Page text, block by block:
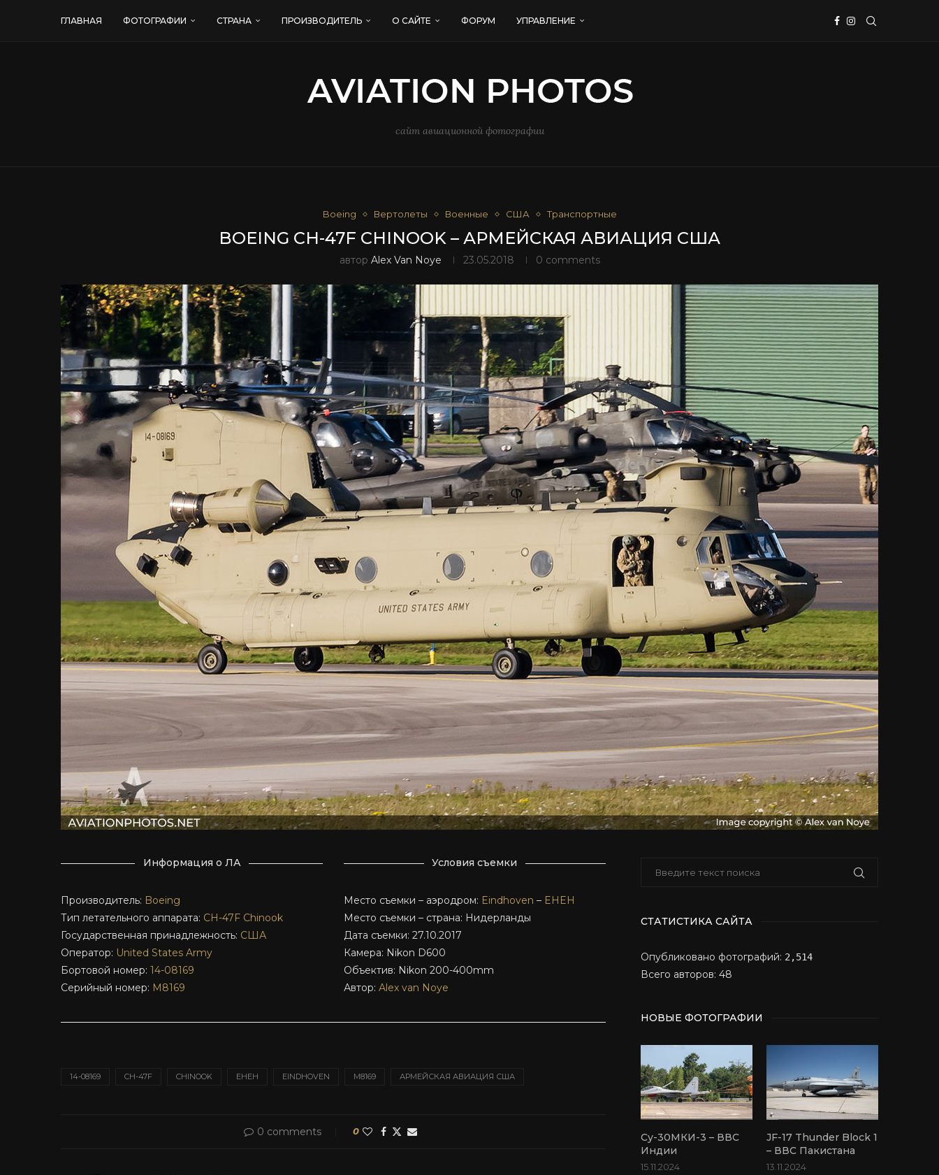
ГЛАВНАЯ ФОТОГРАФИИ СТРАНА ПРОИЗВОДИТЕЛЬ О САЙТЕ ФОРУМ УПРАВЛЕНИЕ
сайт авиационной фотографии
Boeing Вертолеты Военные США Транспортные
BOEING CH-47F CHINOOK – АРМЕЙСКАЯ АВИАЦИЯ США
автор Alex Van Noye 23.05.2018 0 comments
Информация о ЛА
Производитель: Boeing
Тип летательного аппарата: CH-47F Chinook
Государственная принадлежность: США
Оператор: United States Army
Бортовой номер: 14-08169
Серийный номер: M8169
Условия съемки
Место съемки – аэродром: Eindhoven – EHEH
Место съемки – страна: Нидерланды
Дата съемки: 27.10.2017
Камера: Nikon D600
Объектив: Nikon 200-400mm
Автор: Alex van Noye
14-08169 CH-47F CHINOOK EHEH EINDHOVEN M8169 АРМЕЙСКАЯ АВИАЦИЯ США
0 comments 0
СТАТИСТИКА САЙТА
Опубликовано фотографий: 2,514
Всего авторов: 48
НОВЫЕ ФОТОГРАФИИ
Су-30МКИ-3 – ВВС
Индии
15.11.2024
JF-17 Thunder Block 1
– ВВС Пакистана
13.11.2024